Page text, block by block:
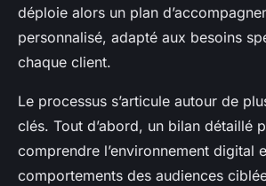
déploie alors un plan
personnalisé, adapté aux besoins
chaque client.
Le processus s’articule autour de
clés. Tout d’abord, un bilan détaillé
comprendre l’environnement digital
comportements des audiences